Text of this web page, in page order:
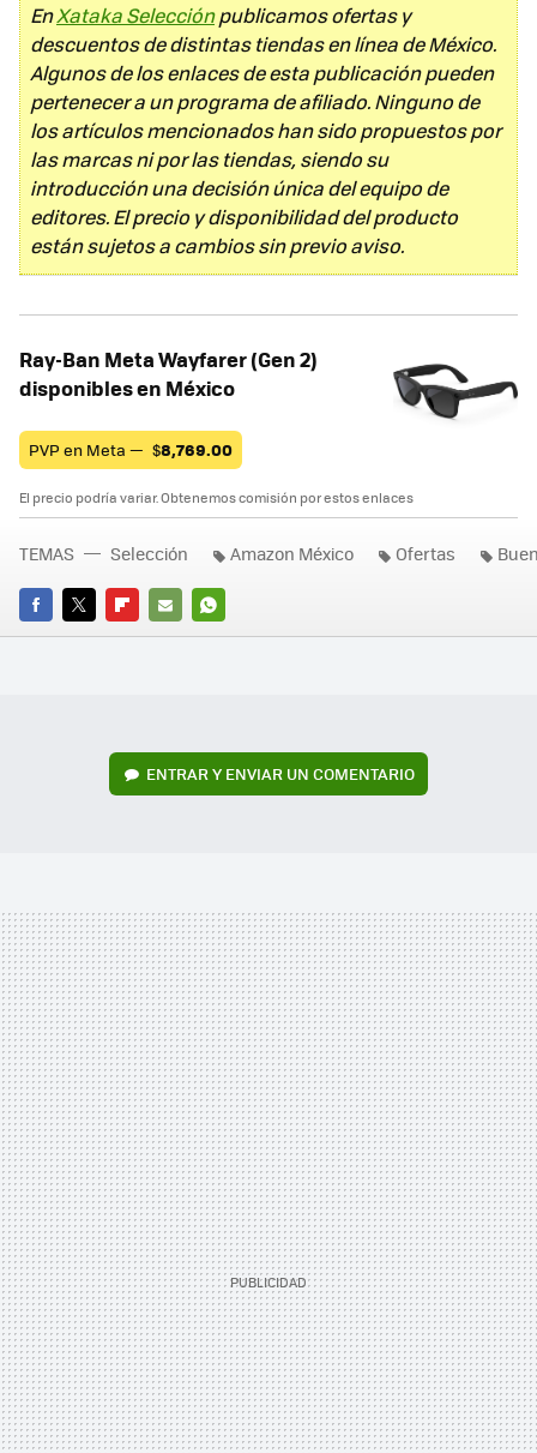
EnXataka Selecciónpublicamos ofertas y
descuentos de distintas tiendas en línea de México.
Algunos de los enlaces de esta publicación pueden
pertenecer a un programa de afiliado. Ninguno de
los artículos mencionados han sido propuestos por
las marcas ni por las tiendas, siendo su
introducción una decisión única del equipo de
editores. El precio y disponibilidad del producto
están sujetos a cambios sin previo aviso.
Ray-Ban Meta Wayfarer (Gen 2)
disponibles en México
PVP en Meta — $8,769.00
El precio podría variar. Obtenemos comisión por estos enlaces
FACEBOOK
TWITTERFLIPBOARD
E-
WHATSAPP
TEMAS Selección Amazon México Ofertas
ENTRAR Y ENVIAR UN COMENTARIO